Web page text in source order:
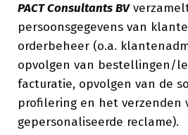
PACT Consultants BV
persoonsgegevens van
orderbeheer (o.a.
opvolgen van bestellingen/
facturatie, opvolgen van de
profilering en het verzenden
gepersonaliseerde reclame).